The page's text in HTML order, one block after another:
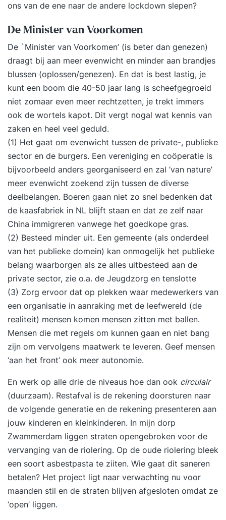
ons van de ene naar de andere lockdown slepen?
De Minister van Voorkomen
De `Minister van Voorkomen’ (is beter dan genezen)
draagt bij aan meer evenwicht en minder aan brandjes
blussen (oplossen/genezen). En dat is best lastig, je
kunt een boom die 40-50 jaar lang is scheefgegroeid
niet zomaar even meer rechtzetten, je trekt immers
ook de wortels kapot. Dit vergt nogal wat kennis van
zaken en heel veel geduld.
(1) Het gaat om evenwicht tussen de private-, publieke
sector en de burgers. Een vereniging en coöperatie is
bijvoorbeeld anders georganiseerd en zal ‘van nature’
meer evenwicht zoekend zijn tussen de diverse
deelbelangen. Boeren gaan niet zo snel bedenken dat
de kaasfabriek in NL blijft staan en dat ze zelf naar
China immigreren vanwege het goedkope gras.
(2) Besteed minder uit. Een gemeente (als onderdeel
van het publieke domein) kan onmogelijk het publieke
belang waarborgen als ze alles uitbesteed aan de
private sector, zie o.a. de Jeugdzorg en tenslotte
(3) Zorg ervoor dat op plekken waar medewerkers van
een organisatie in aanraking met de leefwereld (de
realiteit) mensen komen mensen zitten met ballen.
Mensen die met regels om kunnen gaan en niet bang
zijn om vervolgens maatwerk te leveren. Geef mensen
‘aan het front’ ook meer autonomie.
En werk op alle drie de niveaus hoe dan ook circulair
(duurzaam). Restafval is de rekening doorsturen naar
de volgende generatie en de rekening presenteren aan
jouw kinderen en kleinkinderen. In mijn dorp
Zwammerdam liggen straten opengebroken voor de
vervanging van de riolering. Op de oude riolering bleek
een soort asbestpasta te ziiten. Wie gaat dit saneren
betalen? Het project ligt naar verwachting nu voor
maanden stil en de straten blijven afgesloten omdat ze
‘open’ liggen.